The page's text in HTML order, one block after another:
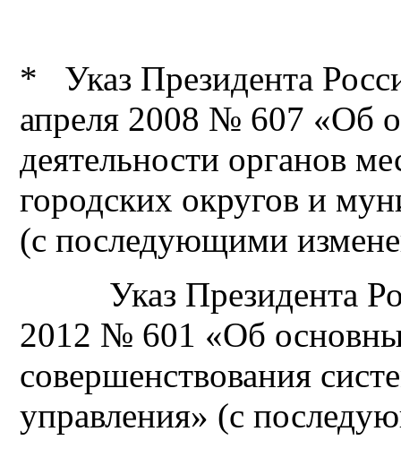
* Указ Президента
апреля 2008 № 607 «Об
деятельности органов
городских округов и
(с последующими
Указ Президента
2012 № 601 «Об
совершенствования
управления» (с